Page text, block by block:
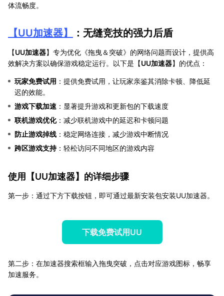
体流畅度。
【UU加速器】 ：无缝竞技的强力后盾
【UU加速器】专为优化《拖曳＆突破》的网络问题而设计，提供高
效解决方案以确保游戏稳定运行。以下是【UU加速器】的优点：
玩家免费试用 ：提供免费试用，让玩家亲鉴其消除卡顿、降低延
迟的效能。
游戏下载加速 ：显著提升游戏和更新包的下载速度
联机游戏优化：减少联机游戏中的延迟和卡顿问题
防止游戏掉线 ：稳定网络连接，减少游戏中断情况
跨区游戏支持：轻松访问不同地区的游戏内容
使用【UU加速器】的详细步骤
第一步：通过下方下载按钮，即可通过最新安装包安装UU加速器。
下载免费试用UU
第二步：在加速器搜索框输入拖曳突破，点击对应游戏图标，畅享
加速服务。